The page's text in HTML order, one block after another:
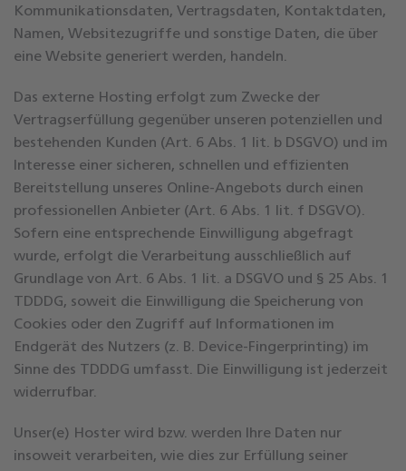
Kommunikationsdaten, Vertragsdaten, Kontaktdaten,
Namen, Websitezugriffe und sonstige Daten, die über
eine Website generiert werden, handeln.
Das externe Hosting erfolgt zum Zwecke der
Vertragserfüllung gegenüber unseren potenziellen und
bestehenden Kunden (Art. 6 Abs. 1 lit. b DSGVO) und im
Interesse einer sicheren, schnellen und effizienten
Bereitstellung unseres Online-Angebots durch einen
professionellen Anbieter (Art. 6 Abs. 1 lit. f DSGVO).
Sofern eine entsprechende Einwilligung abgefragt
wurde, erfolgt die Verarbeitung ausschließlich auf
Grundlage von Art. 6 Abs. 1 lit. a DSGVO und § 25 Abs. 1
TDDDG, soweit die Einwilligung die Speicherung von
Cookies oder den Zugriff auf Informationen im
Endgerät des Nutzers (z. B. Device-Fingerprinting) im
Sinne des TDDDG umfasst. Die Einwilligung ist jederzeit
widerrufbar.
Unser(e) Hoster wird bzw. werden Ihre Daten nur
insoweit verarbeiten, wie dies zur Erfüllung seiner